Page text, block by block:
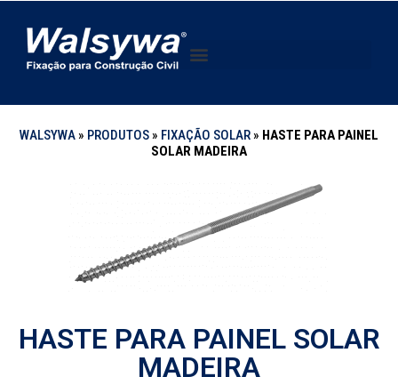
WALSYWA» PRODUTOS» FIXAÇÃO SOLAR» HASTE PARA PAINEL
SOLAR MADEIRA
HASTE PARA PAINEL SOLAR
MADEIRA